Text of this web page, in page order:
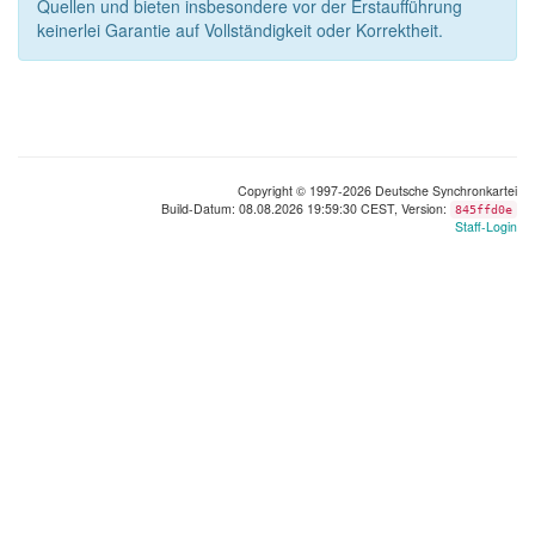
Quellen und bieten insbesondere vor der Erstaufführung
keinerlei Garantie auf Vollständigkeit oder Korrektheit.
Copyright © 1997-2026 Deutsche Synchronkartei
Build-Datum: 08.08.2026 19:59:30 CEST, Version:
845ffd0e
Staff-Login